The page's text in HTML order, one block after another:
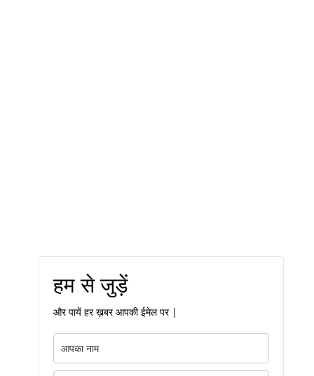
हम से जुड़ें
और पायें हर ख़बर आपकी ईमेल पर |